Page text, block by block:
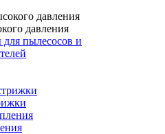
давления
для пылесосов и